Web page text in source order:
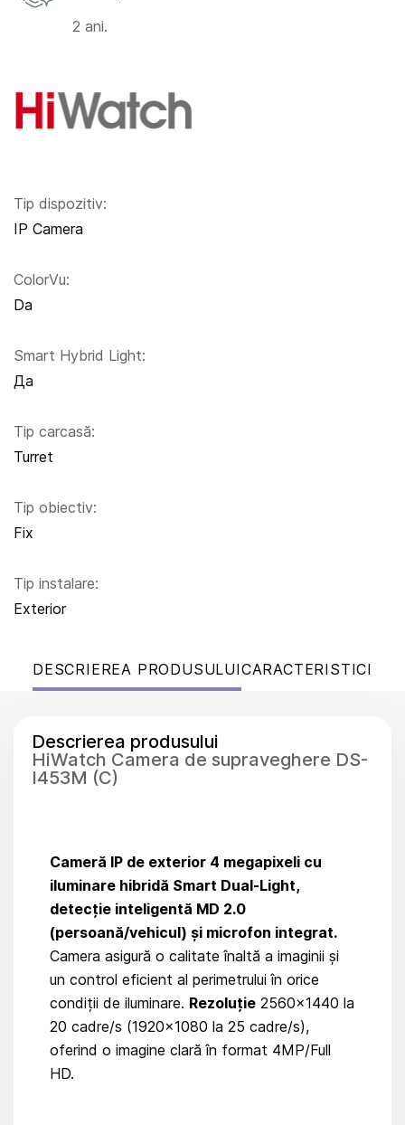
Tip dispozitiv:
IP Camera
ColorVu:
Da
Smart Hybrid Light:
Да
Tip carcasă:
Turret
Tip obiectiv:
Fix
Tip instalare:
Exterior
2 ani.
DESCRIEREA PRODUSULUICARACTERISTICI
Descrierea produsului
HiWatch Сamera de supraveghere DS-
I453M (C)
Cameră IP de exterior 4 megapixeli cu
iluminare hibridă Smart Dual-Light,
detecție inteligentă MD 2.0
(persoană/vehicul) și microfon integrat.
Camera asigură o calitate înaltă a imaginii și
un control eficient al perimetrului în orice
condiții de iluminare. Rezoluție 2560×1440 la
20 cadre/s (1920×1080 la 25 cadre/s),
oferind o imagine clară în format 4MP/Full
HD.